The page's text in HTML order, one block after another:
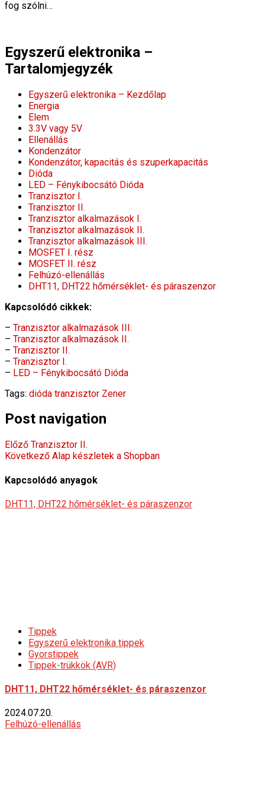
fog szólni…
Egyszerű elektronika –
Tartalomjegyzék
Egyszerű elektronika – Kezdőlap
Energia
Elem
3.3V vagy 5V
Ellenállás
Kondenzátor
Kondenzátor, kapacitás és szuperkapacitás
Dióda
LED – Fénykibocsátó Dióda
Tranzisztor I.
Tranzisztor II.
Tranzisztor alkalmazások I.
Tranzisztor alkalmazások II.
Tranzisztor alkalmazások III.
MOSFET I. rész
MOSFET II. rész
Felhúzó-ellenállás
DHT11, DHT22 hőmérséklet- és páraszenzor
Kapcsolódó cikkek:
– Tranzisztor alkalmazások III.
– Tranzisztor alkalmazások II.
– Tranzisztor II.
– Tranzisztor I.
– LED – Fénykibocsátó Dióda
Tags: dióda tranzisztor Zener
Post navigation
Előző Tranzisztor II.
Következő Alap készletek a Shopban
Kapcsolódó anyagok
DHT11, DHT22 hőmérséklet- és páraszenzor
Tippek
Egyszerű elektronika tippek
Gyorstippek
Tippek-trükkök (AVR)
DHT11, DHT22 hőmérséklet- és páraszenzor
2024.07.20.
Felhúzó-ellenállás